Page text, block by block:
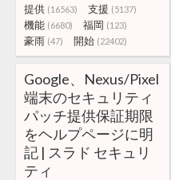
提供 (16563) 支援 (5137)
機能 (6680) 福岡 (123)
豪雨 (47) 開始 (22402)
Google、Nexus/Pixel
端末のセキュリティ
パッチ提供保証期限
をヘルプページに明
記 | スラド セキュリ
ティ